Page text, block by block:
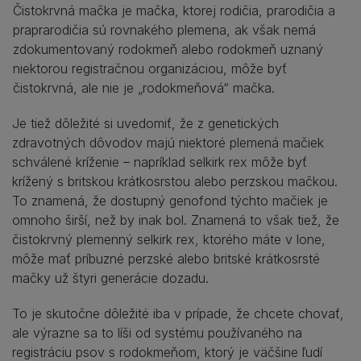
Čistokrvná mačka je mačka, ktorej rodičia, prarodičia a
praprarodičia sú rovnakého plemena, ak však nemá
zdokumentovaný rodokmeň alebo rodokmeň uznaný
niektorou registračnou organizáciou, môže byť
čistokrvná, ale nie je „rodokmeňová“ mačka.
Je tiež dôležité si uvedomiť, že z genetických
zdravotných dôvodov majú niektoré plemená mačiek
schválené kríženie – napríklad selkirk rex môže byť
krížený s britskou krátkosrstou alebo perzskou mačkou.
To znamená, že dostupný genofond týchto mačiek je
omnoho širší, než by inak bol. Znamená to však tiež, že
čistokrvný plemenný selkirk rex, ktorého máte v lone,
môže mať príbuzné perzské alebo britské krátkosrsté
mačky už štyri generácie dozadu.
To je skutočne dôležité iba v prípade, že chcete chovať,
ale výrazne sa to líši od systému používaného na
registráciu psov s rodokmeňom, ktorý je väčšine ľudí